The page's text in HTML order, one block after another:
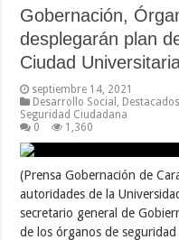
Gobernación,
desplegarán plan
Ciudad
septiembre 14, 2021
Desarrollo Social
Destacados
Seguridad Ciudadana
0
1,360
(Prensa Gobernación de
autoridades de la
secretario general de
de los órganos de